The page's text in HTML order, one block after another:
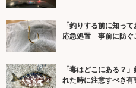
「釣りする前に知っ
応急処置 事前に防ぐ
「毒はどこにある？
れた時に注意すべき有